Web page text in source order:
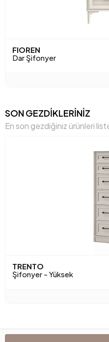
FIOREN
Dar Şifonyer
SON GEZDİKLERİNİZ
En son gezdiğiniz ürünleri
TRENTO
Şifonyer - Yüksek